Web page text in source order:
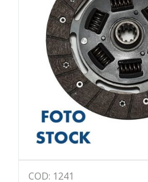
COD: 1241